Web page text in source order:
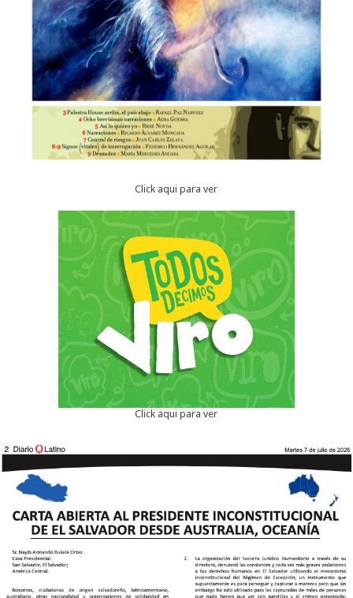
Click aqui para ver
Click aqui para ver